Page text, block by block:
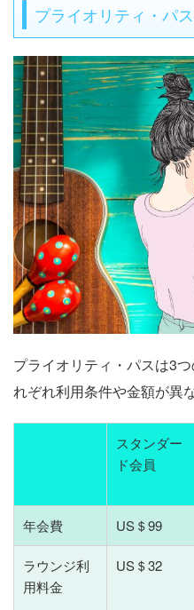
プライオリティ・パ
プライオリティ・パスは3
れぞれ利用条件や金額が異
スタンダー
ド会員
年会費 US＄99
ラウンジ利
用料金
US＄32